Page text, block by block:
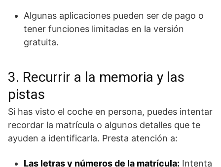
Algunas aplicaciones pueden ser de pago o
tener funciones limitadas en la versión
gratuita.
3. Recurrir a la memoria y las
pistas
Si has visto el coche en persona, puedes intentar
recordar la matrícula o algunos detalles que te
ayuden a identificarla. Presta atención a:
Las letras y números de la matrícula: Intenta